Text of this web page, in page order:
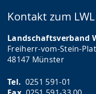
Kontakt zum LWL
Landschaftsverband
Freiherr-vom-Stein-
48147 Münster
Tel. 0251 591-01